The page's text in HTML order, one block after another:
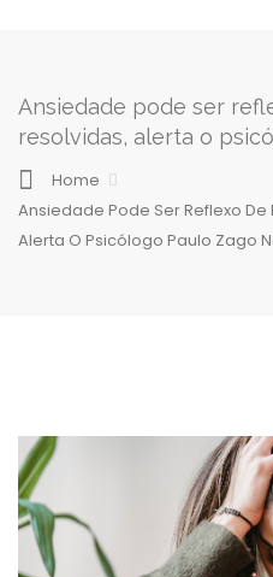
Ansiedade pode ser
resolvidas, alerta o
Home
Ansiedade Pode Ser Reflexo
Alerta O Psicólogo Paulo Zago